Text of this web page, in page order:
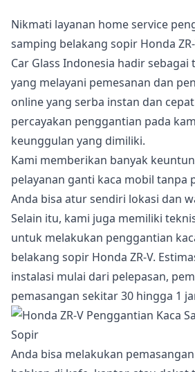
Nikmati layanan home service
samping belakang sopir Honda
Car Glass Indonesia hadir sebagai
yang melayani pemesanan dan
online yang serba instan dan
percayakan penggantian pada
keunggulan yang dimiliki.
Kami memberikan banyak
pelayanan ganti kaca mobil tanpa
Anda bisa atur sendiri lokasi dan
Selain itu, kami juga memiliki
untuk melakukan penggantian
belakang sopir Honda ZR-V.
instalasi mulai dari pelepasan,
pemasangan sekitar 30 hingga 1
Anda bisa melakukan